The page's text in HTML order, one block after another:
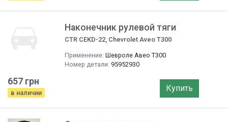
Наконечник рулевой тяги
CTR CEKD-22, Chevrolet Aveo T300
Применение: Шевроле Авео T300
Номер детали: 95952930
657 грн
в наличии Купить